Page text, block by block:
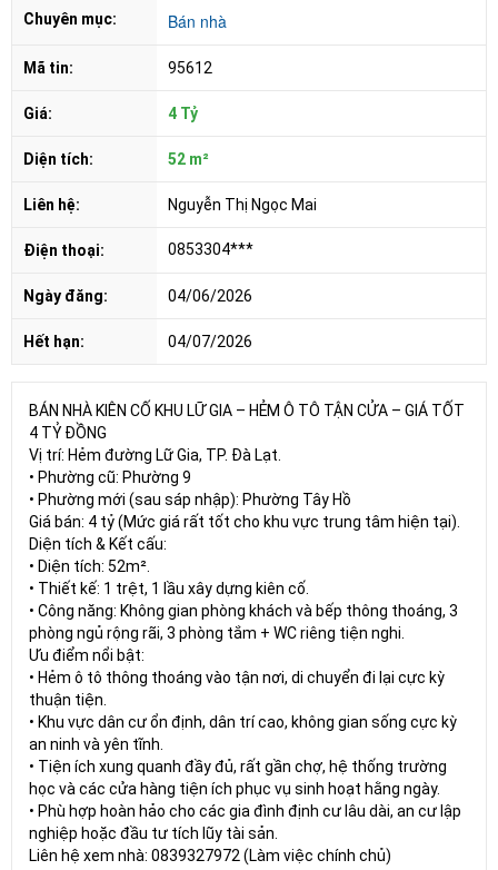
Chuyên mục: Bán nhà
Mã tin: 95612
Giá: 4 Tỷ
Diện tích: 52 m²
Liên hệ: Nguyễn Thị Ngọc Mai
Điện thoại: 0853304***
Ngày đăng: 04/06/2026
Hết hạn: 04/07/2026
BÁN NHÀ KIÊN CỐ KHU LỮ GIA – HẺM Ô TÔ TẬN CỬA – GIÁ TỐT
4 TỶ ĐỒNG
Vị trí: Hẻm đường Lữ Gia, TP. Đà Lạt.
• Phường cũ: Phường 9
• Phường mới (sau sáp nhập): Phường Tây Hồ
Giá bán: 4 tỷ (Mức giá rất tốt cho khu vực trung tâm hiện tại).
Diện tích & Kết cấu:
• Diện tích: 52m².
• Thiết kế: 1 trệt, 1 lầu xây dựng kiên cố.
• Công năng: Không gian phòng khách và bếp thông thoáng, 3
phòng ngủ rộng rãi, 3 phòng tắm + WC riêng tiện nghi.
Ưu điểm nổi bật:
• Hẻm ô tô thông thoáng vào tận nơi, di chuyển đi lại cực kỳ
thuận tiện.
• Khu vực dân cư ổn định, dân trí cao, không gian sống cực kỳ
an ninh và yên tĩnh.
• Tiện ích xung quanh đầy đủ, rất gần chợ, hệ thống trường
học và các cửa hàng tiện ích phục vụ sinh hoạt hằng ngày.
• Phù hợp hoàn hảo cho các gia đình định cư lâu dài, an cư lập
nghiệp hoặc đầu tư tích lũy tài sản.
Liên hệ xem nhà: 0839327972 (Làm việc chính chủ)